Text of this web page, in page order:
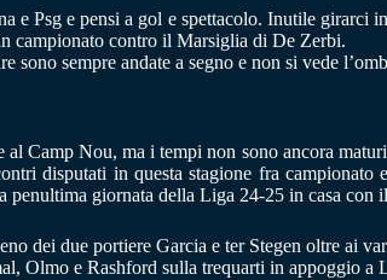
e Psg e pensi a gol e spettacolo. Inutile
campionato contro il Marsiglia di De Zerbi.
sempre andate a segno e non si vede
al Camp Nou, ma i tempi non sono ancora
disputati in questa stagione fra
penultima giornata della Liga 24-25 in casa con
dei due portiere Garcia e ter Stegen oltre ai
Olmo e Rashford sulla trequarti in appoggio a